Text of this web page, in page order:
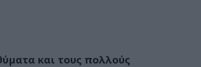
και τους πολλούς